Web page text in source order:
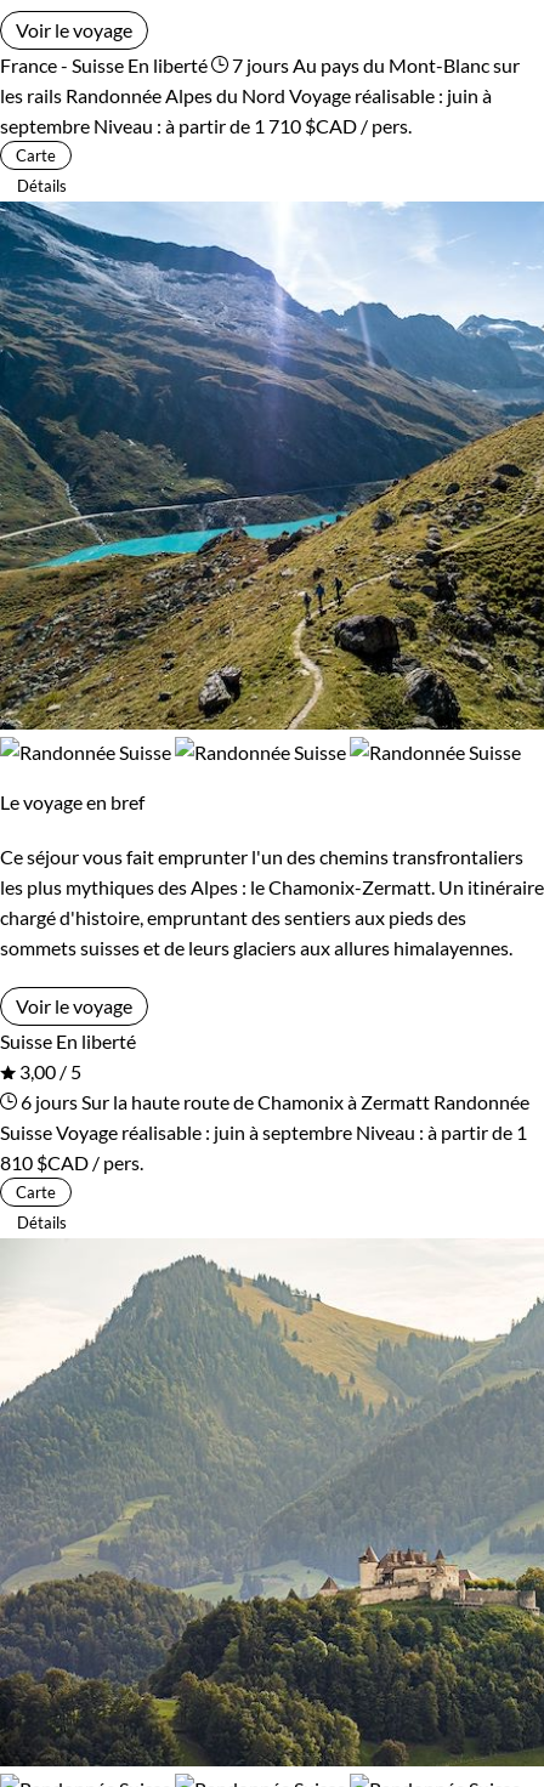
Voir le voyage
France - Suisse En liberté 7 jours Au pays du Mont-Blanc sur
les rails Randonnée Alpes du Nord Voyage réalisable : juin à
septembre Niveau : à partir de 1 710 $CAD / pers.
Carte
Détails
Le voyage en bref
Ce séjour vous fait emprunter l'un des chemins transfrontaliers
les plus mythiques des Alpes : le Chamonix-Zermatt. Un itinéraire
chargé d'histoire, empruntant des sentiers aux pieds des
sommets suisses et de leurs glaciers aux allures himalayennes.
Voir le voyage
Suisse En liberté
3,00 / 5
6 jours Sur la haute route de Chamonix à Zermatt Randonnée
SuisseVoyage réalisable : juin à septembre Niveau : à partir de 1
810 $CAD / pers.
Carte
Détails